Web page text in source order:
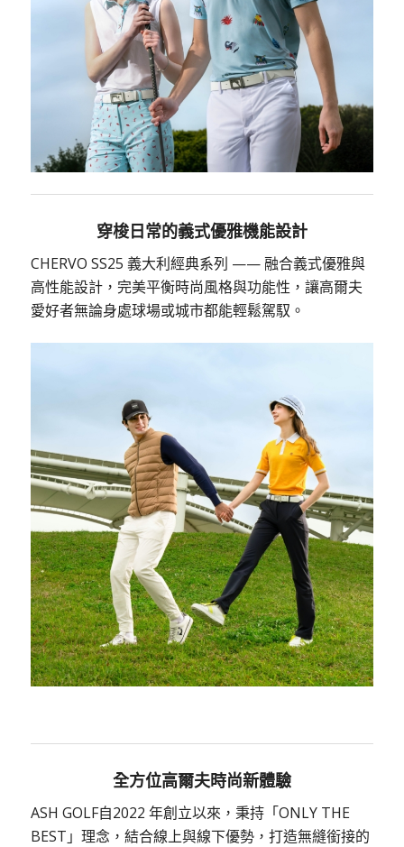
穿梭日常的義式優雅機能設計
CHERVO SS25 義大利經典系列 —— 融合義式優雅與
高性能設計，完美平衡時尚風格與功能性，讓高爾夫
愛好者無論身處球場或城市都能輕鬆駕馭。
全方位高爾夫時尚新體驗
ASH GOLF自2022 年創立以來，秉持「ONLY THE
BEST」理念，結合線上與線下優勢，打造無縫銜接的